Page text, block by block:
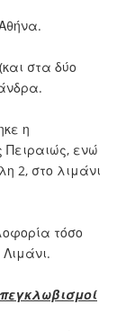
στα δύο
η
Πειραιώς, ενώ
2, στο λιμάνι
τόσο